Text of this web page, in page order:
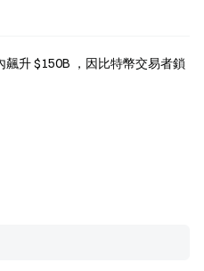
升 $150B ，因比特幣交易者鎖